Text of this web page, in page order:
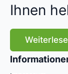
Ihnen